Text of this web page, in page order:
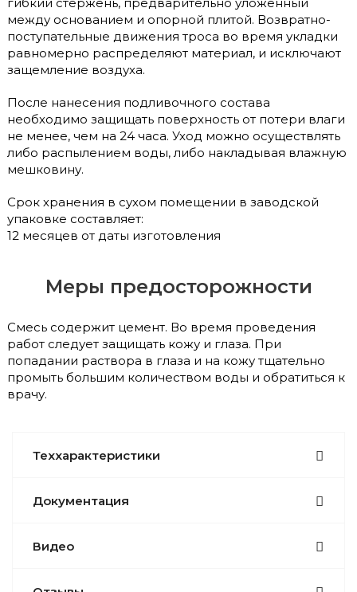
между основанием и опорной плитой. Возвратно-
поступательные движения троса во время укладки
равномерно распределяют материал, и исключают
защемление воздуха.
После нанесения подливочного состава
необходимо защищать поверхность от потери влаги
не менее, чем на 24 часа. Уход можно осуществлять
либо распылением воды, либо накладывая влажную
мешковину.
Срок хранения в сухом помещении в заводской
упаковке составляет:
12 месяцев от даты изготовления
Меры предосторожности
Смесь содержит цемент. Во время проведения
работ следует защищать кожу и глаза. При
попадании раствора в глаза и на кожу тщательно
промыть большим количеством воды и обратиться к
врачу.
Теххарактеристики
Документация
Видео